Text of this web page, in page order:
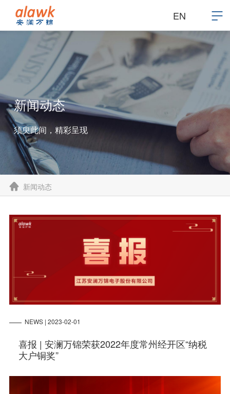
EN
新闻动态
须臾此间，精彩呈现
新闻动态
NEWS | 2023-02-01
喜报 | 安澜万锦荣获2022年度常州经开区“纳税
大户铜奖”